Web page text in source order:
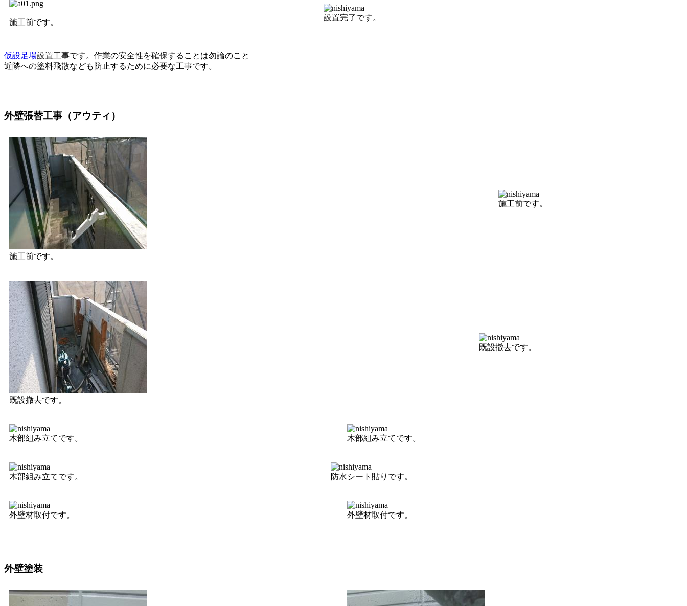
施工前です。
設置完了です。
仮設足場設置工事です。作業の安全性を確保することは勿論のこと
近隣への塗料飛散なども防止するために必要な工事です。
外壁張替工事（アウティ）
施工前です。
施工前です。
既設撤去です。
既設撤去です。
木部組み立てです。 木部組み立てです。
木部組み立てです。 防水シート貼りです。
外壁材取付です。 外壁材取付です。
外壁塗装